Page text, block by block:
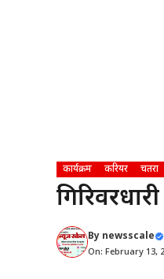
कार्यक्रम करियर चतरा
By newsscale
On: February 13,